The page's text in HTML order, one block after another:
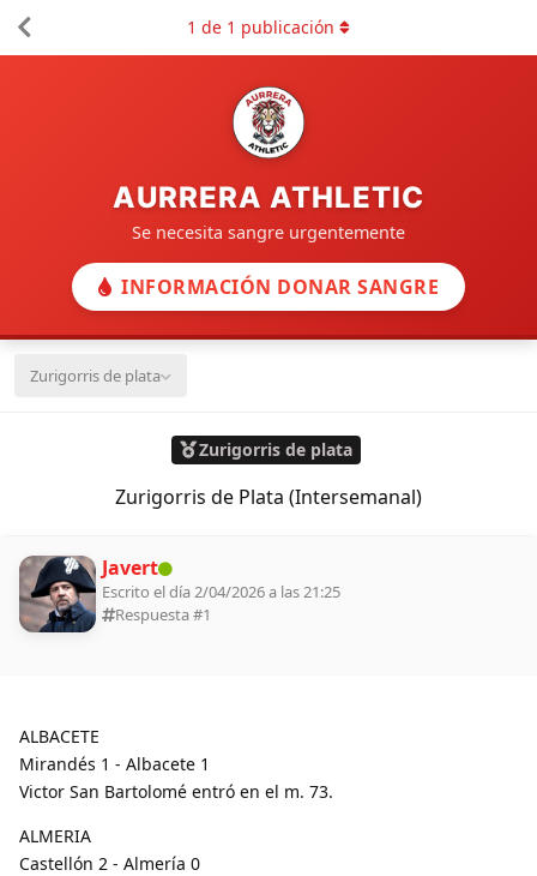
AURRERA ATHLETIC
Se necesita sangre urgentemente
INFORMACIÓN DONAR SANGRE
Zurigorris de plata
Zurigorris de plata
Zurigorris de Plata (Intersemanal)
1 de 1 publicación
Javert
Escrito el día 2/04/2026 a las 21:25
Respuesta #1
ALBACETE
Mirandés 1 - Albacete 1
Victor San Bartolomé entró en el m. 73.
ALMERIA
Castellón 2 - Almería 0